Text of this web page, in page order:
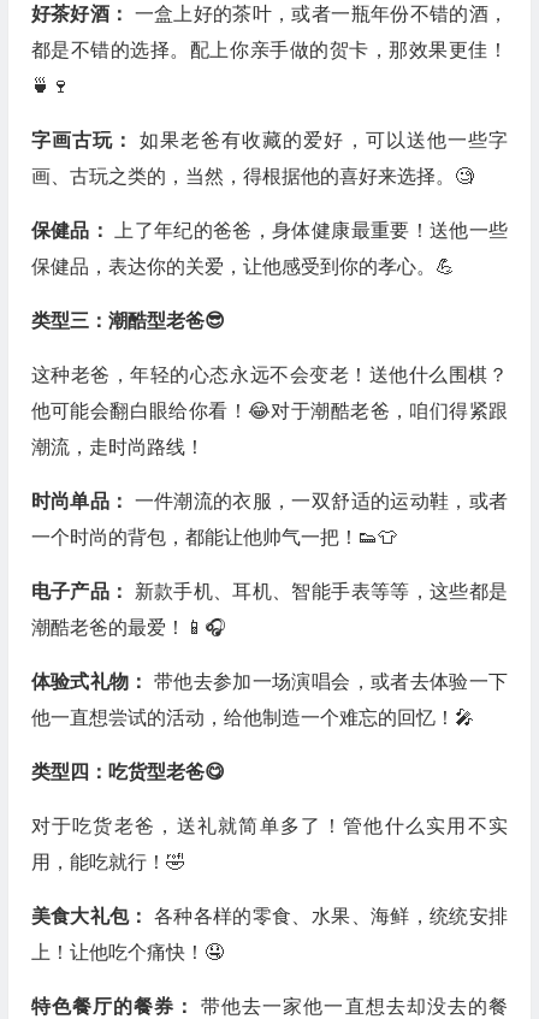
好茶好酒： 一盒上好的茶叶，或者一瓶年份不错的酒，
都是不错的选择。配上你亲手做的贺卡，那效果更佳！
🍵🍷
字画古玩： 如果老爸有收藏的爱好，可以送他一些字
画、古玩之类的，当然，得根据他的喜好来选择。🧐
保健品：
上了年纪的爸爸，身体健康最重要！送他一些
保健品，表达你的关爱，让他感受到你的孝心。💪
类型三：潮酷型老爸😎
这种老爸，年轻的心态永远不会变老！送他什么围棋？
他可能会翻白眼给你看！😂对于潮酷老爸，咱们得紧跟
潮流，走时尚路线！
时尚单品： 一件潮流的衣服，一双舒适的运动鞋，或者
一个时尚的背包，都能让他帅气一把！👟👕
电子产品： 新款手机、耳机、智能手表等等，这些都是
潮酷老爸的最爱！📱🎧
体验式礼物：带他去参加一场演唱会，或者去体验一下
他一直想尝试的活动，给他制造一个难忘的回忆！🎤
类型四：吃货型老爸😋
对于吃货老爸，送礼就简单多了！管他什么实用不实
用，能吃就行！🤣
美食大礼包：各种各样的零食、水果、海鲜，统统安排
上！让他吃个痛快！🤤
特色餐厅的餐券：带他去一家他一直想去却没去的餐